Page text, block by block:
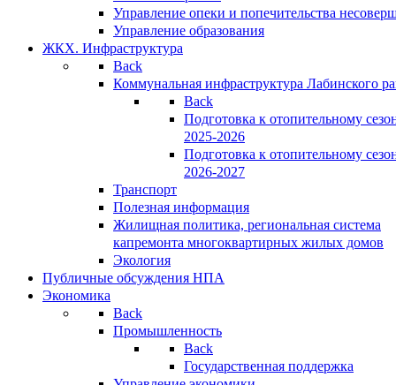
Управление опеки и попечительства
Управление образования
ЖКХ. Инфраструктура
Back
Коммунальная инфраструктура Лабинского
Back
Подготовка к отопительному
2025-2026
Подготовка к отопительному
2026-2027
Транспорт
Полезная информация
Жилищная политика, региональная система
капремонта многоквартирных жилых домов
Экология
Публичные обсуждения НПА
Экономика
Back
Промышленность
Back
Государственная поддержка